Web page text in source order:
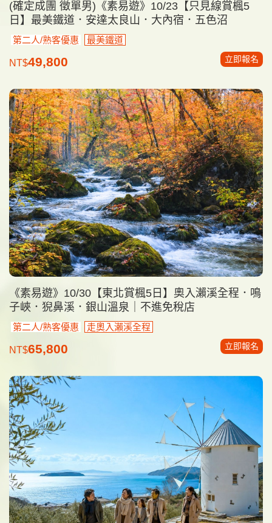
(確定成團 徵單男)《素易遊》10/23【只見線賞楓5
日】最美鐵道．安達太良山．大內宿．五色沼
第二人/熟客優惠 最美鐵道
NT$49,800 立即報名
《素易遊》10/30【東北賞楓5日】奧入瀨溪全程．鳴
子峽．猊鼻溪．銀山溫泉｜不進免稅店
第二人/熟客優惠 走奧入瀨溪全程
NT$65,800 立即報名